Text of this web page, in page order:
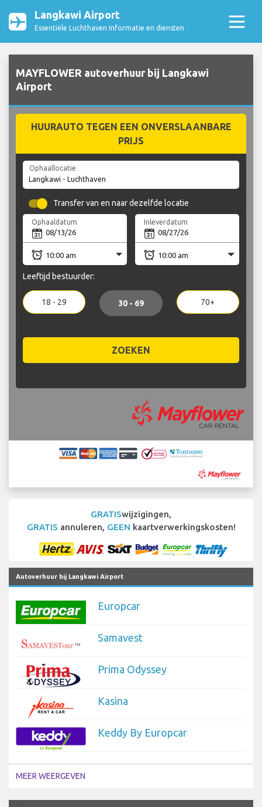
Langkawi Airport
Essentiële Luchthaven Informatie en diensten
MAYFLOWER autoverhuur bij Langkawi
Airport
HUURAUTO TEGEN EEN ONVERSLAANBARE
PRIJS
Ophaallocatie
Transfer van en naar dezelfde locatie
Ophaaldatum Inleverdatum
Leeftijd bestuurder:
18 - 29 30 - 69 70+
ZOEKEN
GRATISwijzigingen,
GRATIS annuleren, GEEN kaartverwerkingskosten!
Autoverhuur bij Langkawi Airport
Europcar
Samavest
Prima Odyssey
Kasina
Keddy By Europcar
MEER WEERGEVEN